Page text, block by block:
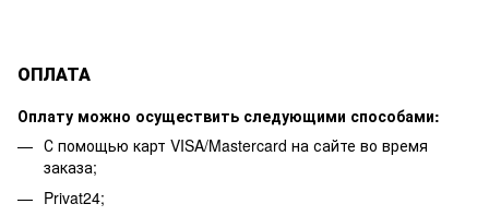
ОПЛАТА
Оплату можно осуществить следующими способами:
С помощью карт VISA/Mastercard на сайте во время
заказа;
Privat24;